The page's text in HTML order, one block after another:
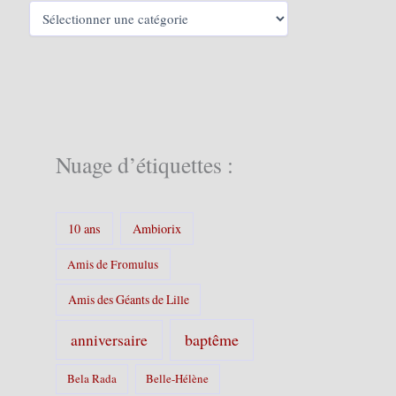
C
Nuage d’étiquettes :
10 ans Ambiorix
Amis de Fromulus
Amis des Géants de Lille
anniversaire baptême
Bela Rada Belle-Hélène